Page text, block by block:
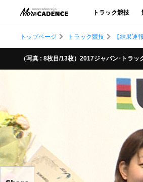
トラック競技
トップページ トラック競技 【結果速
（写真 : 8枚目/13枚）2017ジャパン･トラッ